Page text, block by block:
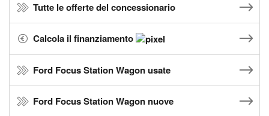
Tutte le offerte del concessionario
Calcola il finanziamento
Ford Focus Station Wagon usate
Ford Focus Station Wagon nuove